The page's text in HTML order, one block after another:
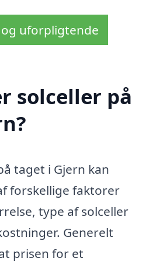
uforpligtende
solceller på
taget i Gjern kan
forskellige faktorer
type af solceller
Generelt
prisen for et